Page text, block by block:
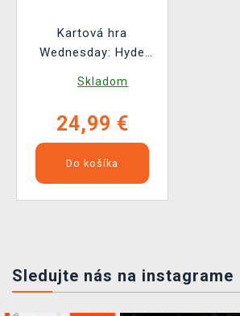
Kartová hra
Wednesday: Hyde
Skladom
24,99 €
Do košíka
Sledujte nás na instagrame